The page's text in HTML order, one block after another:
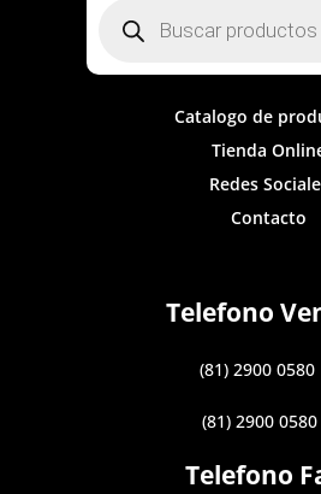
productos
Catalogo de
Tienda
Redes
Contacto
Telefono
(81) 2900 0580
(81) 2900 0580
Telefono